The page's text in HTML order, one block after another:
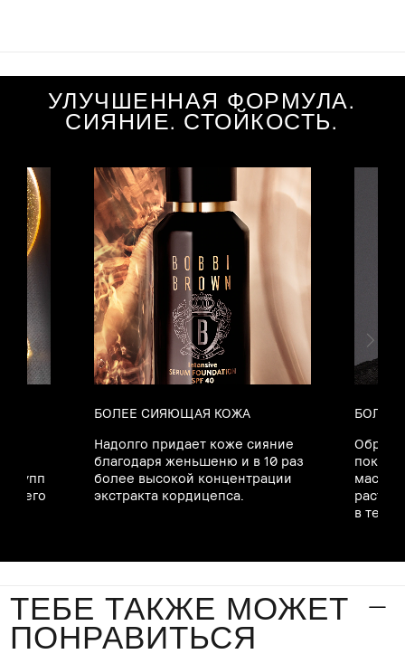
УЛУЧШЕННАЯ ФОРМУЛА.
СИЯНИЕ. СТОЙКОСТЬ.
групп
БОЛЕЕ СИЯЮЩАЯ КОЖА
Надолго придает коже сияние
благодаря женьшеню и в 10 раз
более высокой концентрации
экстракта кордицепса.
БОЛЕЕ
маски,
в
ТЕБЕ ТАКЖЕ МОЖЕТ
ПОНРАВИТЬСЯ